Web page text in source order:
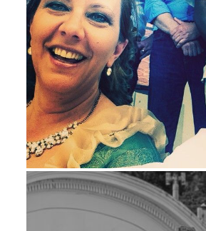
Maj 23